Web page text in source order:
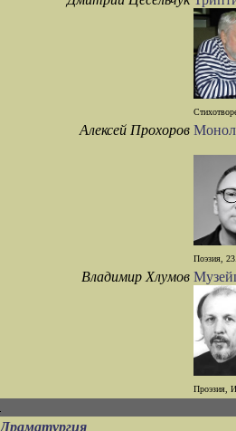
Алексей Прохоров
Поэзия,
Владимир Хлумов
Проэзия,
Драматургия